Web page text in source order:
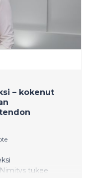
– kokenut
tukee